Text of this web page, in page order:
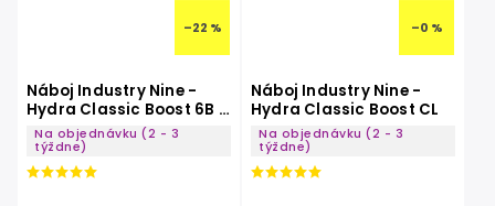
–22 %
Náboj Industry Nine -
Hydra Classic Boost 6B -
32 dier
Na objednávku (2 - 3
týždne)
–0 %
Náboj Industry Nine -
Hydra Classic Boost CL
Na objednávku (2 - 3
týždne)